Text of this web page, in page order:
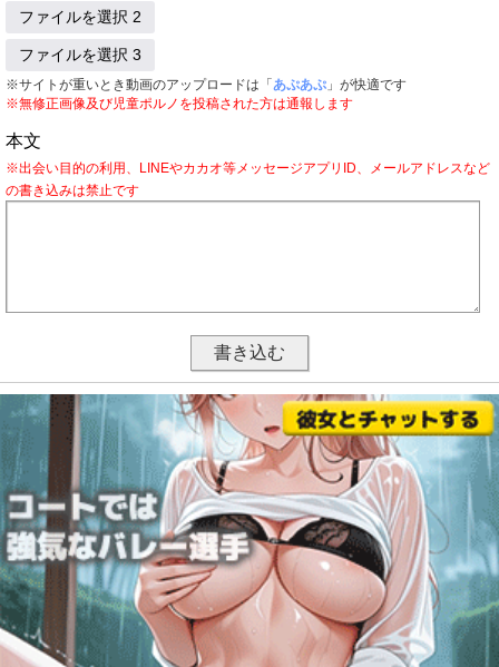
ファイルを選択 2
ファイルを選択 3
※サイトが重いとき動画のアップロードは「 あぷあぷ 」が快適です
※無修正画像及び児童ポルノを投稿された方は通報します
本文
※出会い目的の利用、LINEやカカオ等メッセージアプリID、メールアドレスなど
の書き込みは禁止です